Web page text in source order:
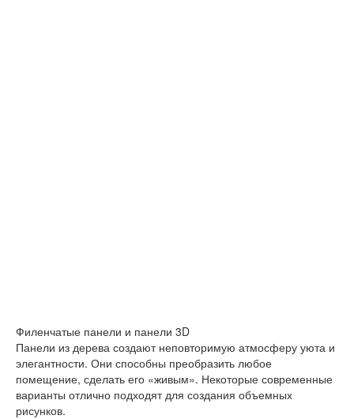
Филенчатые панели и панели 3D
Панели из дерева создают неповторимую атмосферу уюта и
элегантности. Они способны преобразить любое
помещение, сделать его «живым». Некоторые современные
варианты отлично подходят для создания объемных
рисунков.